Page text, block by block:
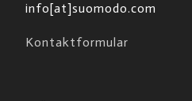
info[at]suomodo.com
Kontaktformular